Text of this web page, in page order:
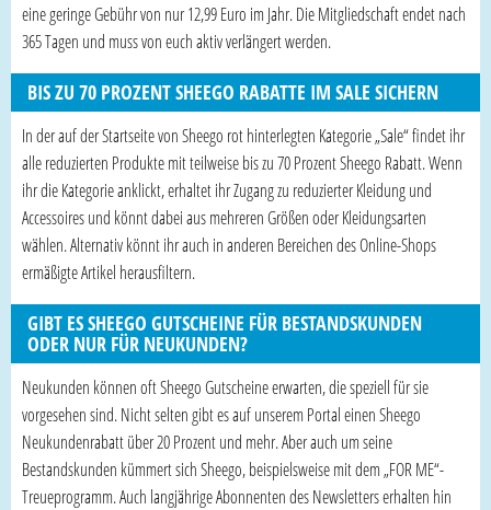
eine geringe Gebühr von nur 12,99 Euro im Jahr. Die Mitgliedschaft endet nach
365 Tagen und muss von euch aktiv verlängert werden.
BIS ZU 70 PROZENT SHEEGO RABATTE IM SALE SICHERN
In der auf der Startseite von Sheego rot hinterlegten Kategorie „Sale“ findet ihr
alle reduzierten Produkte mit teilweise bis zu 70 Prozent Sheego Rabatt. Wenn
ihr die Kategorie anklickt, erhaltet ihr Zugang zu reduzierter Kleidung und
Accessoires und könnt dabei aus mehreren Größen oder Kleidungsarten
wählen. Alternativ könnt ihr auch in anderen Bereichen des Online-Shops
ermäßigte Artikel herausfiltern.
GIBT ES SHEEGO GUTSCHEINE FÜR BESTANDSKUNDEN
ODER NUR FÜR NEUKUNDEN?
Neukunden können oft Sheego Gutscheine erwarten, die speziell für sie
vorgesehen sind. Nicht selten gibt es auf unserem Portal einen Sheego
Neukundenrabatt über 20 Prozent und mehr. Aber auch um seine
Bestandskunden kümmert sich Sheego, beispielsweise mit dem „FOR ME“-
Treueprogramm. Auch langjährige Abonnenten des Newsletters erhalten hin